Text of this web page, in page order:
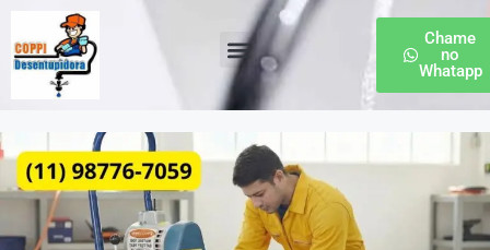
Chame
no
Whatapp